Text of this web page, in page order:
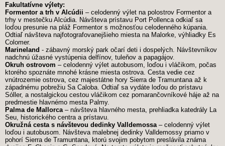
Fakultatívne výlety:
Formentor a trh v Alcúdii – celodenný výlet na polostrov Formentor a
trhy v mestečku Alcúdia. Návšteva prístavu Port Pollenca odkiaľ sa
loďou presunie na pláž Formentor s možnosťou celodenného kúpania.
Odtiaľ návšteva najfotografovanejšieho miesta na Malorke, výhliadky Es
Colomer.
Marineland - zábavný morský park očarí deti i dospelých. Návštevníkov
nadchnú úžasné vystúpenia delfínov, tuleňov a papagájov.
Okruh ostrovom – celodenný výlet autobusom, loďou i vláčikom, počas
ktorého spoznáte mnohé krásne miesta ostrova. Cesta vedie cez
vnútrozemie ostrova, cez majestátne hory Sierra de Tramuntana až k
západnému pobrežiu Sa Caloba. Odtiaľ sa vydáte loďou do prístavu
Sóller, a nostalgickou cestou vláčikom cez pomarančovníkové háje až na
predmestie hlavnémo mesta Palmy.
Palma de Mallorca – návšteva hlavného mesta, prehliadka katedrály La
Seu, historického centra a prístavu.
Okružná cesta s návštevou dedinky Valldemossa – celodenný výlet
loďou i autobusom. Návšteva malebnej dedinky Valldemossy priamo v
pohorí Sierra de Tramuntana, ktorú svojim pobytom preslávila známa